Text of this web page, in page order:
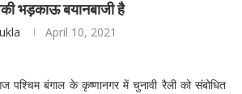
भड़काऊ बयानबाजी है
April 10, 2021
पश्चिम बंगाल के कृष्णानगर में चुनावी रैली को संबोधित